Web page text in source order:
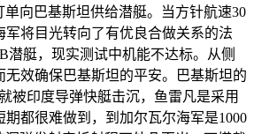
单向巴基斯坦供给潜艇。当方针航速30
军将目光转向了有优良合做关系的法
潜艇，现实测试中机能不达标。从侧
无效确保巴基斯坦的平安。巴基斯坦的
被印度导弹快艇击沉，鱼雷凡是采用
都很难做到，到加尔瓦尔海军是1000